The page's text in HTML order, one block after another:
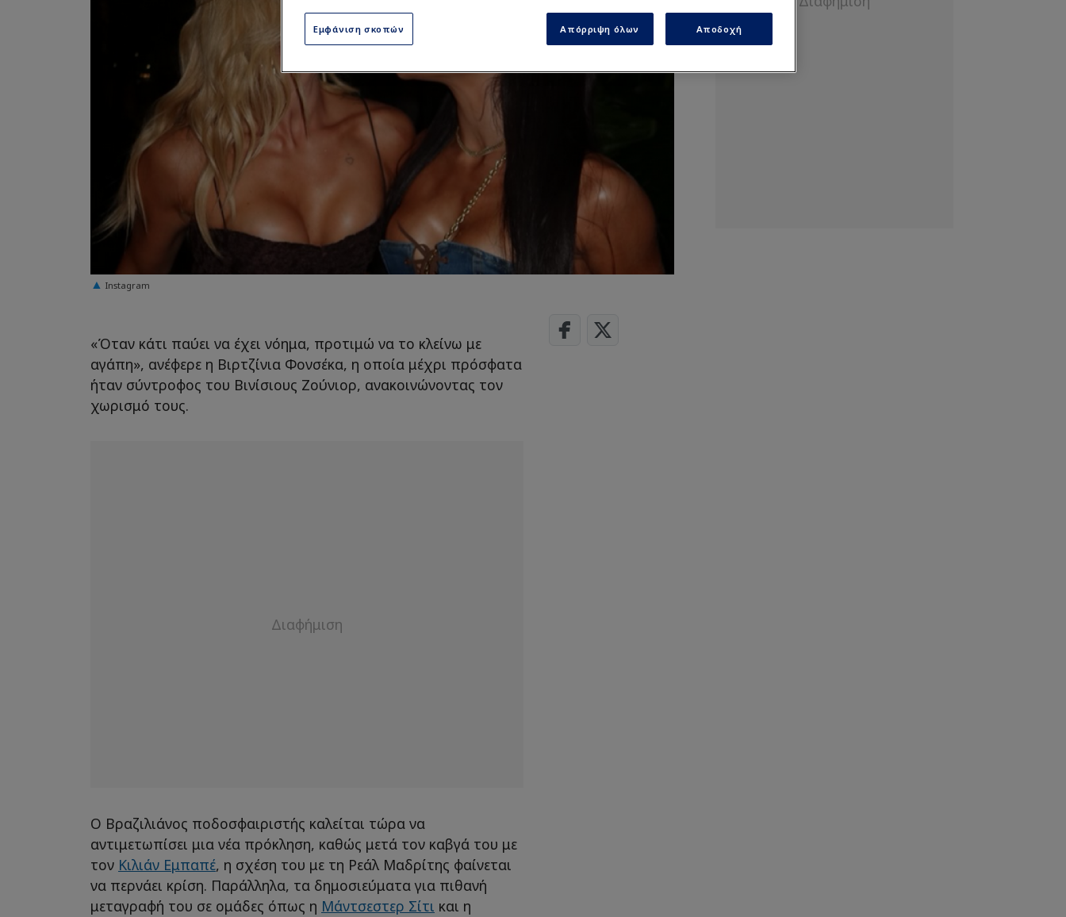
Instagram
«Όταν κάτι παύει να έχει νόημα, προτιμώ να το κλείνω με
αγάπη», ανέφερε η Βιρτζίνια Φονσέκα, η οποία μέχρι πρόσφατα
ήταν σύντροφος του Βινίσιους Ζούνιορ, ανακοινώνοντας τον
χωρισμό τους.
Ο Βραζιλιάνος ποδοσφαιριστής καλείται τώρα να
αντιμετωπίσει μια νέα πρόκληση, καθώς μετά τον καβγά του με
τον Κιλιάν Εμπαπέ, η σχέση του με τη Ρεάλ Μαδρίτης φαίνεται
να περνάει κρίση. Παράλληλα, τα δημοσιεύματα για πιθανή
μεταγραφή του σε ομάδες όπως η Μάντσεστερ Σίτι και η
Εμφάνιση σκοπών Απόρριψη όλων Αποδοχή